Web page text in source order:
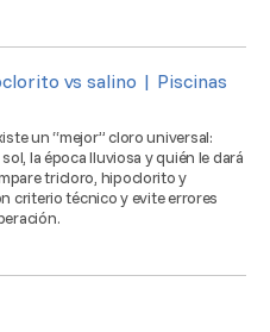
vs salino | Piscinas
un “mejor” cloro universal:
la época lluviosa y quién le dará
tricloro, hipoclorito y
criterio técnico y evite errores